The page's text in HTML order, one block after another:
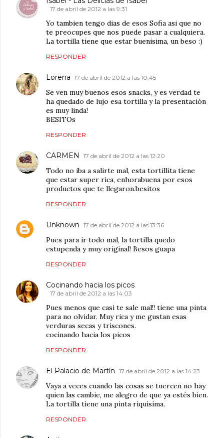
17 de abril de 2012 a las 9:31
Yo tambien tengo dias de esos Sofia asi que no
te preocupes que nos puede pasar a cualquiera.
La tortilla tiene que estar buenisima, un beso :)
RESPONDER
Lorena 17 de abril de 2012 a las 10:45
Se ven muy buenos esos snacks, y es verdad te
ha quedado de lujo esa tortilla y la presentación
es muy linda!
BESITOs
RESPONDER
CARMEN 17 de abril de 2012 a las 12:20
Todo no iba a salirte mal, esta tortillita tiene
que estar super rica, enhorabuena por esos
productos que te llegaron.besitos
RESPONDER
Unknown 17 de abril de 2012 a las 13:36
Pues para ir todo mal, la tortilla quedo
estupenda y muy original! Besos guapa
RESPONDER
Cocinando hacia los picos
17 de abril de 2012 a las 14:03
Pues menos que casi te sale mal!! tiene una pinta
para no olvidar. Muy rica y me gustan esas
verduras secas y triscones.
cocinando hacia los picos
RESPONDER
El Palacio de Martín 17 de abril de 2012 a las 14:23
Vaya a veces cuando las cosas se tuercen no hay
quien las cambie, me alegro de que ya estés bien.
La tortilla tiene una pinta riquísima.
RESPONDER